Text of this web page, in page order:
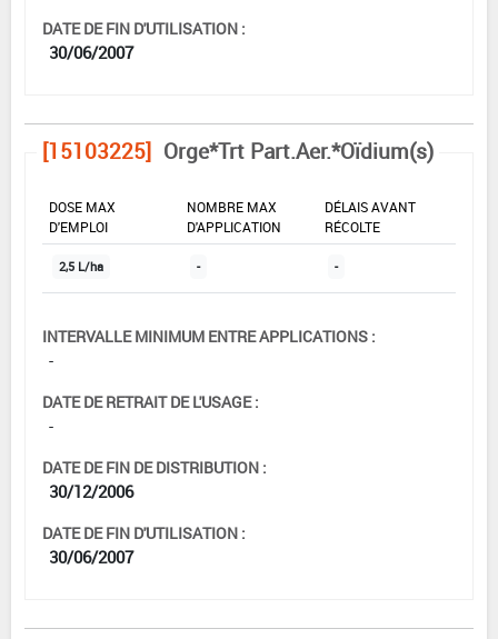
DATE DE FIN D'UTILISATION :
30/06/2007
[15103225] Orge*Trt Part.Aer.*Oïdium(s)
DOSE MAX
D'EMPLOI
NOMBRE MAX
D'APPLICATION
DÉLAIS AVANT
RÉCOLTE
2,5 L/ha - -
INTERVALLE MINIMUM ENTRE APPLICATIONS :
-
DATE DE RETRAIT DE L'USAGE :
-
DATE DE FIN DE DISTRIBUTION :
30/12/2006
DATE DE FIN D'UTILISATION :
30/06/2007